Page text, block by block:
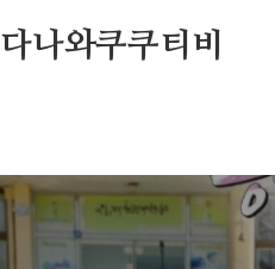
다나와쿠쿠티비